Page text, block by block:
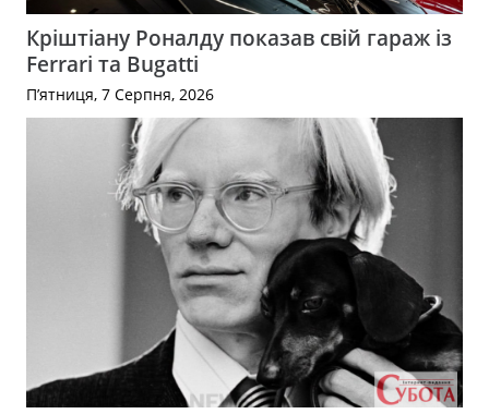
Кріштіану Роналду показав свій гараж із
Ferrari та Bugatti
П’ятниця, 7 Серпня, 2026